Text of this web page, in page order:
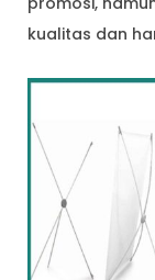
kualitas dan